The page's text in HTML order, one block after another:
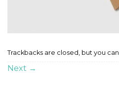
Trackbacks are closed, but you can
Next →